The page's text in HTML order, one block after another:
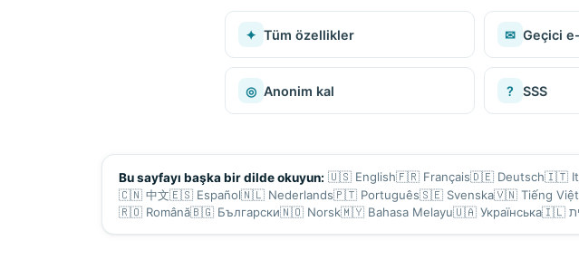
✦ Tüm özellikler ✉ Geçici
◎ Anonim kal ? SSS
Bu sayfayı başka bir dilde okuyun: 🇺🇸 English🇫🇷 Français🇩🇪 Deutsch🇮🇹
🇨🇳 中文🇪🇸 Español🇳🇱 Nederlands🇵🇹 Português🇸🇪 Svenska🇻🇳 Tiếng Việt
🇷🇴 Română🇧🇬 Български🇳🇴 Norsk🇲🇾 Bahasa Melayu🇺🇦 Українська🇮🇱